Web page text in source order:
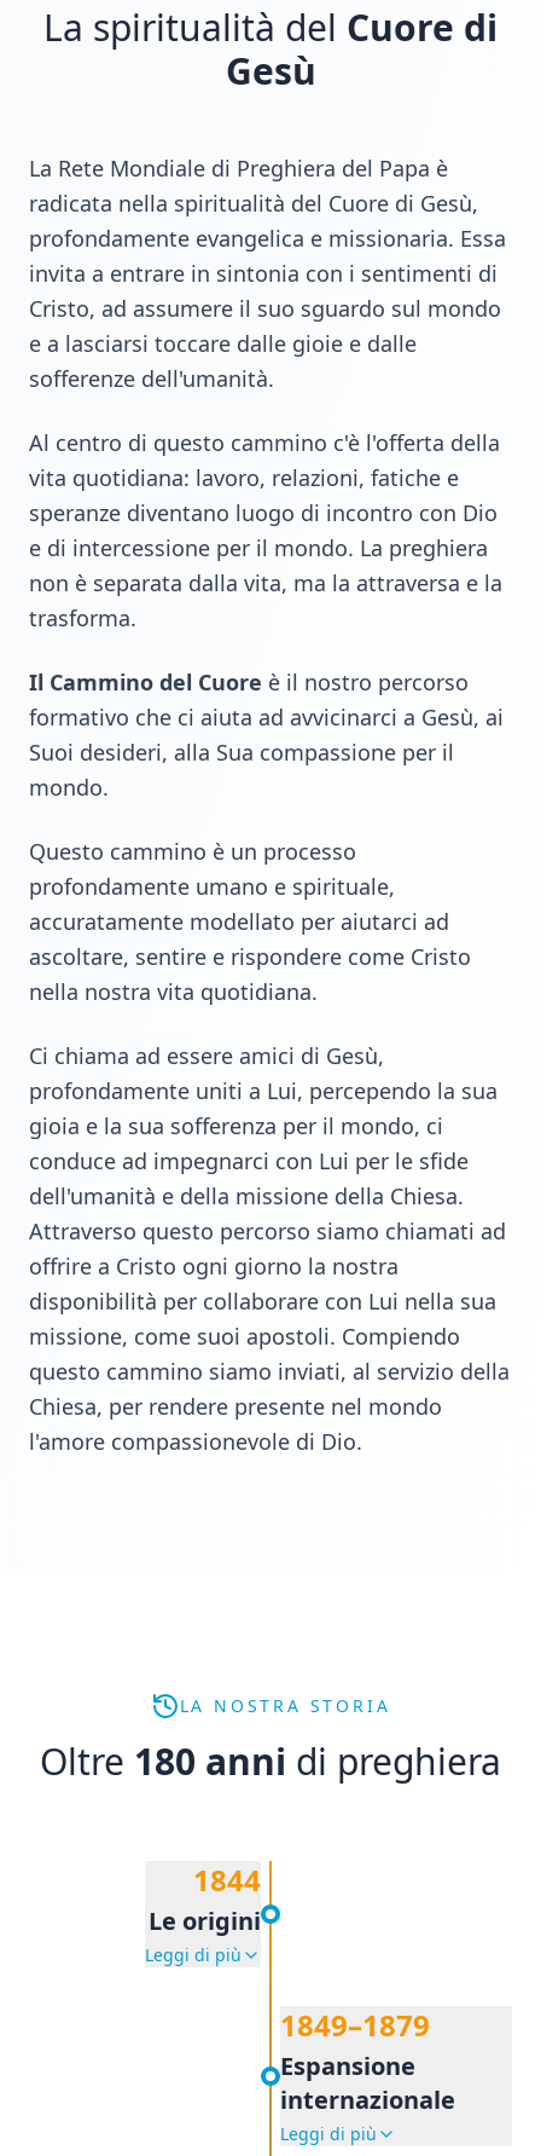
La spiritualità del Cuore di
Gesù
La Rete Mondiale di Preghiera del Papa è
radicata nella spiritualità del Cuore di Gesù,
profondamente evangelica e missionaria. Essa
invita a entrare in sintonia con i sentimenti di
Cristo, ad assumere il suo sguardo sul mondo
e a lasciarsi toccare dalle gioie e dalle
sofferenze dell'umanità.
Al centro di questo cammino c'è l'offerta della
vita quotidiana: lavoro, relazioni, fatiche e
speranze diventano luogo di incontro con Dio
e di intercessione per il mondo. La preghiera
non è separata dalla vita, ma la attraversa e la
trasforma.
Il Cammino del Cuore è il nostro percorso
formativo che ci aiuta ad avvicinarci a Gesù, ai
Suoi desideri, alla Sua compassione per il
mondo.
Questo cammino è un processo
profondamente umano e spirituale,
accuratamente modellato per aiutarci ad
ascoltare, sentire e rispondere come Cristo
nella nostra vita quotidiana.
Ci chiama ad essere amici di Gesù,
profondamente uniti a Lui, percependo la sua
gioia e la sua sofferenza per il mondo, ci
conduce ad impegnarci con Lui per le sfide
dell'umanità e della missione della Chiesa.
Attraverso questo percorso siamo chiamati ad
offrire a Cristo ogni giorno la nostra
disponibilità per collaborare con Lui nella sua
missione, come suoi apostoli. Compiendo
questo cammino siamo inviati, al servizio della
Chiesa, per rendere presente nel mondo
l'amore compassionevole di Dio.
LA NOSTRA STORIA
Oltre 180 anni di preghiera
1844
Le origini
Leggi di più
1849–1879
Espansione
internazionale
Leggi di più